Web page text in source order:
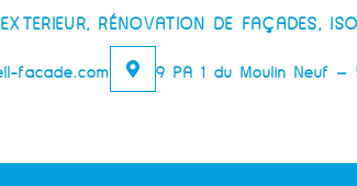
RÉNOVATION DE FAÇADES,
facade.com 9 PA 1 du Moulin Neuf –